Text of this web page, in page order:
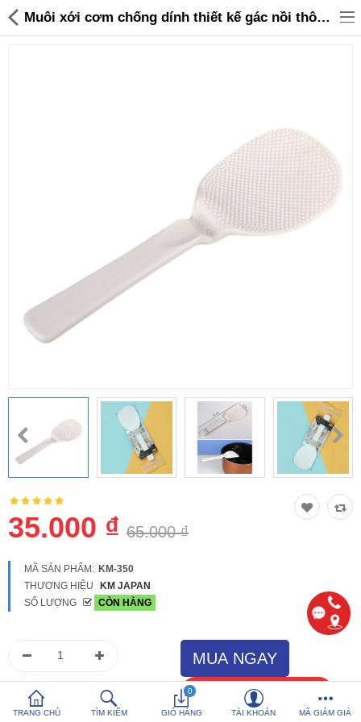
Sản phẩm khác
Thương hiệu
So sánh Yêu thích (0)
Hotline: 0816 505 655
Tải App SanHangRe nhận Quà
TRANG CHỦ TÌM KIẾM
0
GIỎ HÀNG TÀI KHOẢN MÃ GIẢM GIÁ
Muôi xới cơm chống dính thiết kế gác nồi thông minh KM 350 hàng xuất Nhật - 35,000 | Sanhangre
35.000 ₫ 65.000 ₫
MÃ SẢN PHẨM: KM-350
THƯƠNG HIỆU
KM JAPAN
SỐ LƯỢNG
CÒN HÀNG